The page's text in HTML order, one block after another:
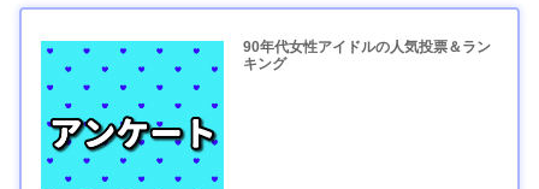
90年代女性アイドルの人気投票＆ラン
キング